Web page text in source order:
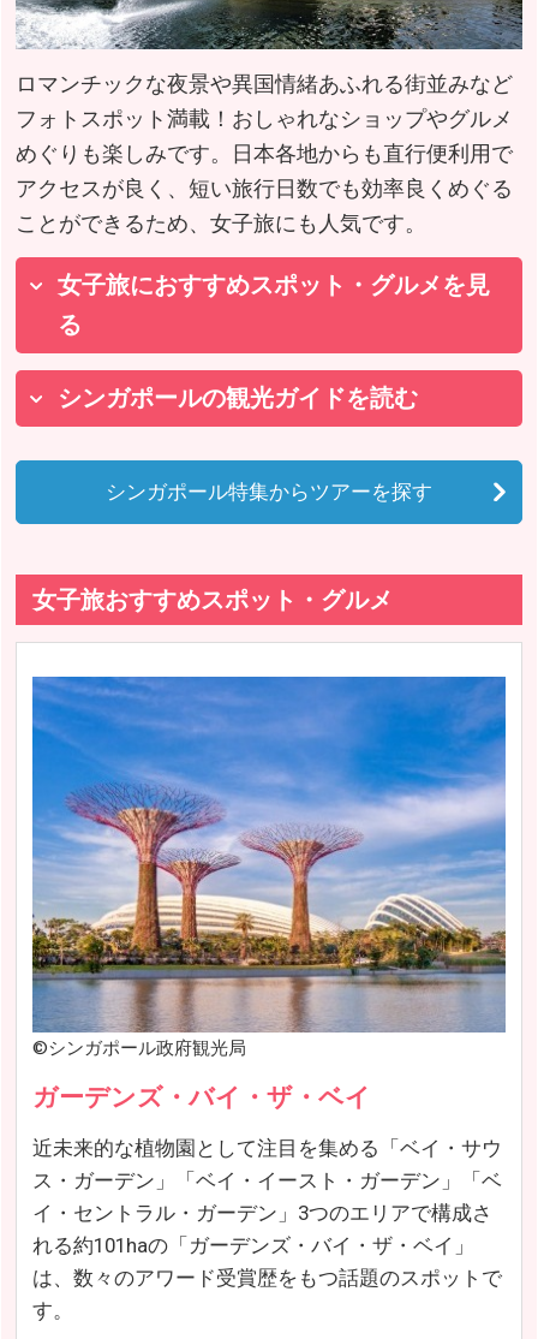
ロマンチックな夜景や異国情緒あふれる街並みなど
フォトスポット満載！おしゃれなショップやグルメ
めぐりも楽しみです。日本各地からも直行便利用で
アクセスが良く、短い旅行日数でも効率良くめぐる
ことができるため、女子旅にも人気です。
女子旅におすすめスポット・グルメを見
る
シンガポールの観光ガイドを読む
シンガポール特集からツアーを探す
女子旅おすすめスポット・グルメ
©シンガポール政府観光局
ガーデンズ・バイ・ザ・ベイ
近未来的な植物園として注目を集める「ベイ・サウ
ス・ガーデン」「ベイ・イースト・ガーデン」「ベ
イ・セントラル・ガーデン」3つのエリアで構成さ
れる約101haの「ガーデンズ・バイ・ザ・ベイ」
は、数々のアワード受賞歴をもつ話題のスポットで
す。